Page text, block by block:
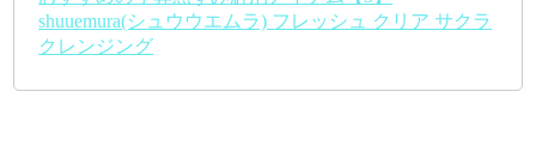
shuuemura(シュウウエムラ) フレッシュ クリア サクラ
クレンジング